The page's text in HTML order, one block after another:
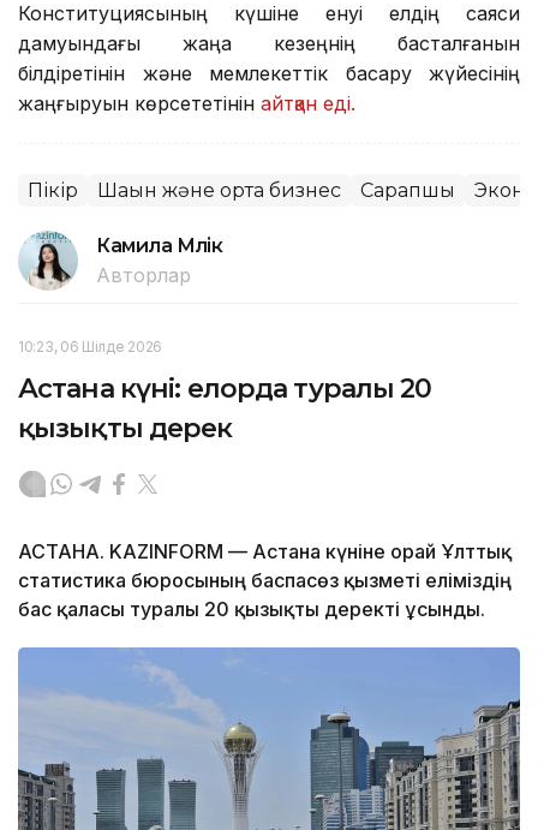
Конституциясының күшіне енуі елдің саяси
дамуындағы жаңа кезеңнің басталғанын
білдіретінін және мемлекеттік басқару жүйесінің
жаңғыруын көрсететінін айтқан еді.
Пікір Шағын және орта бизнес Сарапшы
Камила Мүлік
Авторлар
10:23, 06 Шілде 2026
Астана күні: елорда туралы 20
қызықты дерек
АСТАНА. KAZINFORM — Астана күніне орай Ұлттық
статистика бюросының баспасөз қызметі еліміздің
бас қаласы туралы 20 қызықты деректі ұсынды.